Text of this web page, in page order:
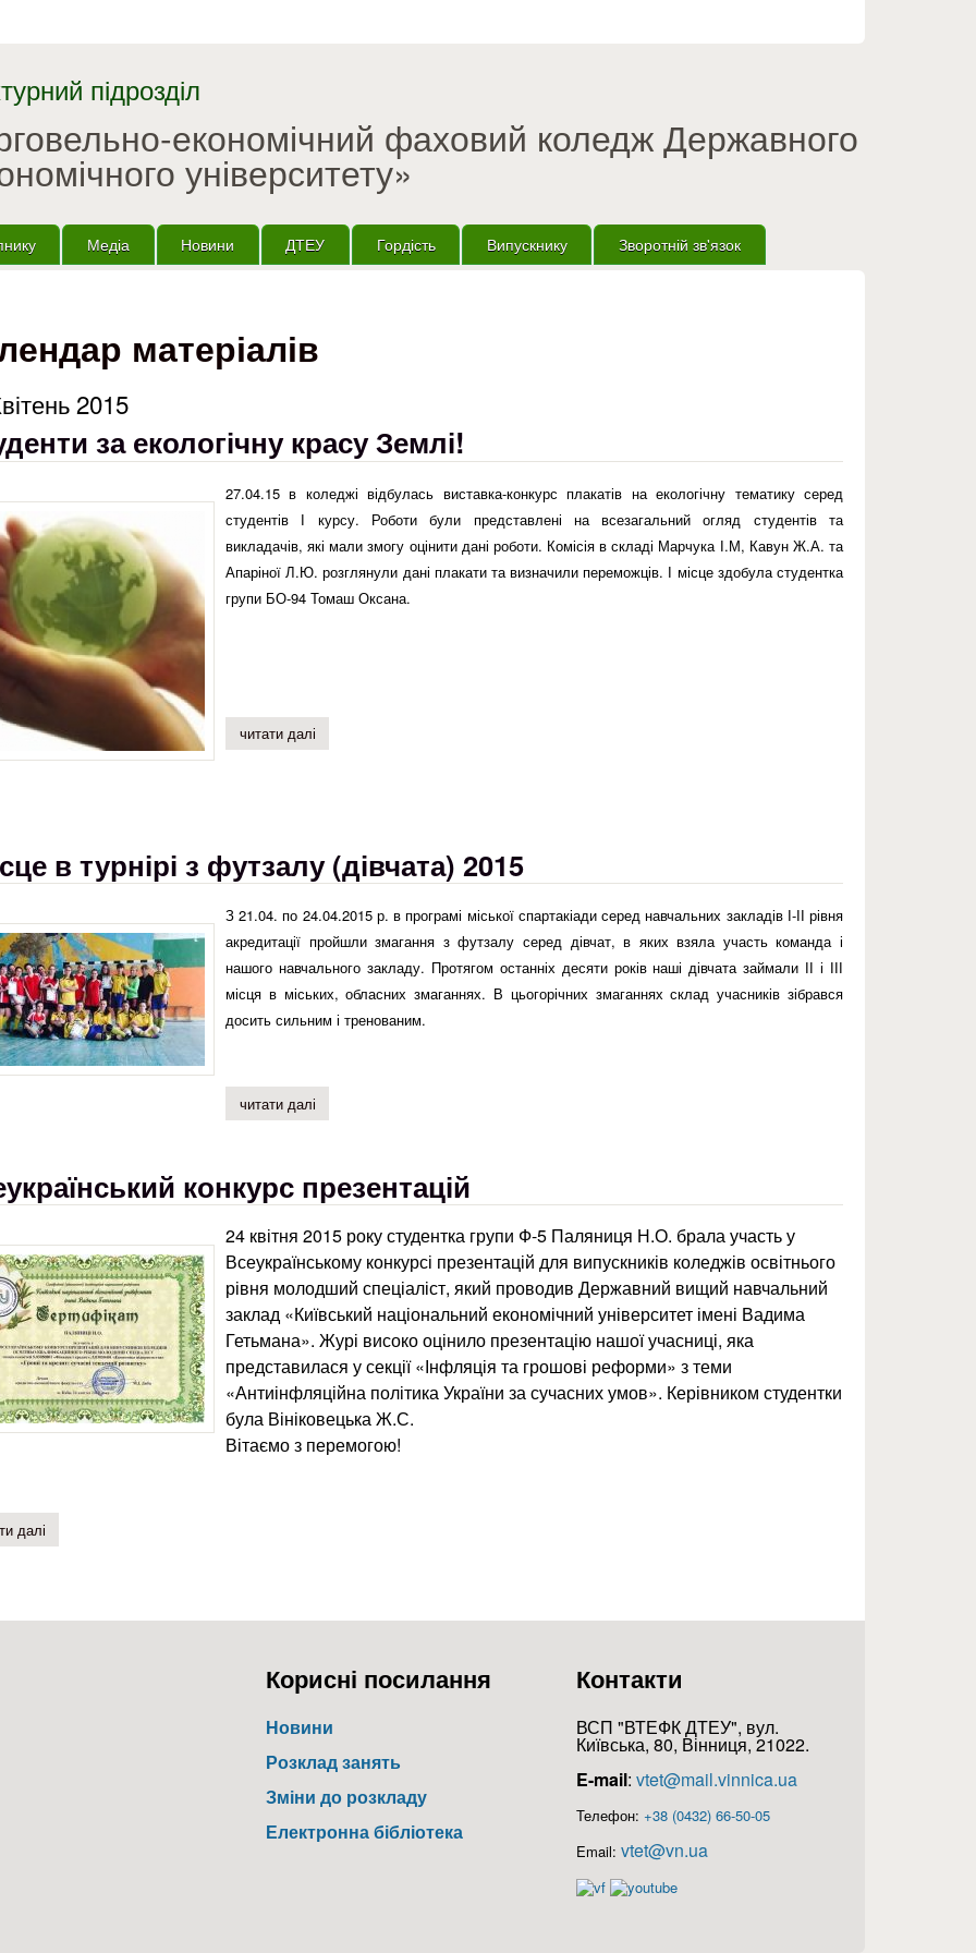
підрозділ
економічний фаховий коледж Державного
університету»
Медіа Новини ДТЕУ Гордість Випускнику Зворотній зв'язок
матеріалів
2015
за екологічну красу Землі!
27.04.15 в коледжі відбулась виставка-конкурс плакатів на екологічну тематику серед
студентів І курсу. Роботи були представлені на всезагальний огляд студентів та
викладачів, які мали змогу оцінити дані роботи. Комісія в складі Марчука І.М, Кавун Ж.А. та
Апаріної Л.Ю. розглянули дані плакати та визначили переможців. І місце здобула студентка
групи БО-94 Томаш Оксана.
читати далі
в турнірі з футзалу (дівчата) 2015
З 21.04. по 24.04.2015 р. в програмі міської спартакіади серед навчальних закладів І-ІІ рівня
акредитації пройшли змагання з футзалу серед дівчат, в яких взяла участь команда і
нашого навчального закладу. Протягом останніх десяти років наші дівчата займали ІІ і ІІІ
місця в міських, обласних змаганнях. В цьогорічних змаганнях склад учасників зібрався
досить сильним і тренованим.
читати далі
конкурс презентацій
24 квітня 2015 року студентка групи Ф-5 Паляниця Н.О. брала участь у
Всеукраїнському конкурсі презентацій для випускників коледжів освітнього
рівня молодший спеціаліст, який проводив Державний вищий навчальний
заклад «Київський національний економічний університет імені Вадима
Гетьмана». Журі високо оцінило презентацію нашої учасниці, яка
представилася у секції «Інфляція та грошові реформи» з теми
«Антиінфляційна політика України за сучасних умов». Керівником студентки
була Вініковецька Ж.С.
Вітаємо з перемогою!
далі
Корисні посилання
Новини
Розклад занять
Зміни до розкладу
Електронна бібліотека
Контакти
ВСП "ВТЕФК ДТЕУ", вул.
Київська, 80, Вінниця, 21022.
E-mail: vtet@mail.vinnica.ua
Телефон: +38 (0432) 66-50-05
Email: vtet@vn.ua